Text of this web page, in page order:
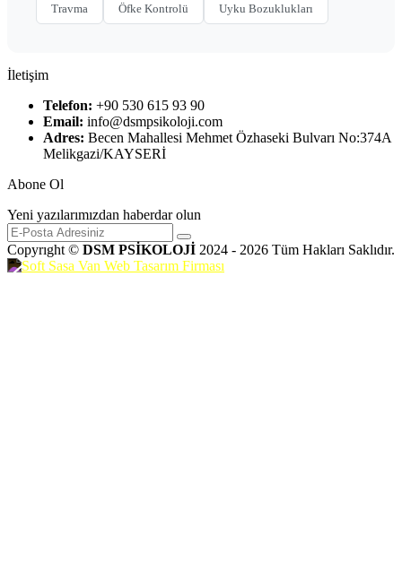
Travma Öfke Kontrolü Uyku Bozuklukları
İletişim
Telefon: +90 530 615 93 90
Email: info@dsmpsikoloji.com
Adres: Becen Mahallesi Mehmet Özhaseki Bulvarı No:374A
Melikgazi/KAYSERİ
Abone Ol
Yeni yazılarımızdan haberdar olun
Copyrıght © DSM PSİKOLOJİ 2024 - 2026 Tüm Hakları Saklıdır.